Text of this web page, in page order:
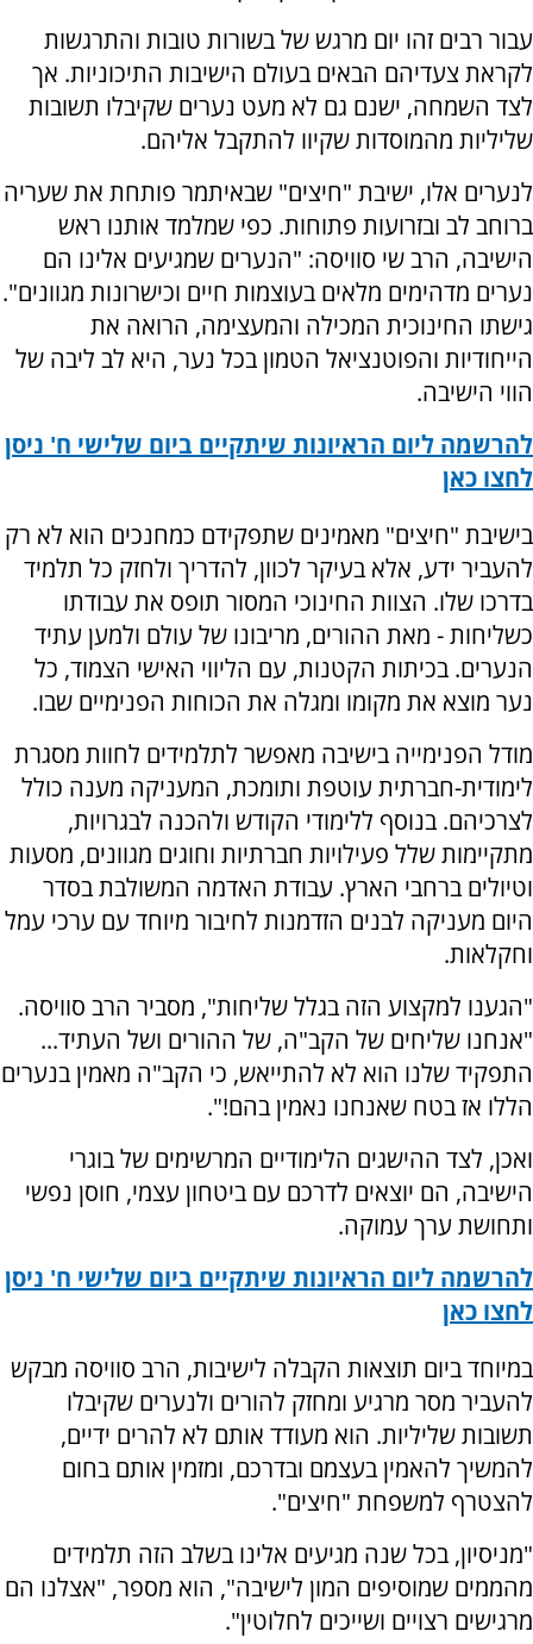
עבור רבים זהו יום מרגש של בשורות טובות והתרגשות
לקראת צעדיהם הבאים בעולם הישיבות התיכוניות. אך
לצד השמחה, ישנם גם לא מעט נערים שקיבלו תשובות
שליליות מהמוסדות שקיוו להתקבל אליהם.
לנערים אלו, ישיבת "חיצים" שבאיתמר פותחת את שעריה
ברוחב לב ובזרועות פתוחות. כפי שמלמד אותנו ראש
הישיבה, הרב שי סוויסה: "הנערים שמגיעים אלינו הם
נערים מדהימים מלאים בעוצמות חיים וכישרונות מגוונים".
גישתו החינוכית המכילה והמעצימה, הרואה את
הייחודיות והפוטנציאל הטמון בכל נער, היא לב ליבה של
הווי הישיבה.
להרשמה ליום הראיונות שיתקיים ביום שלישי ח' ניסן
לחצו כאן
בישיבת "חיצים" מאמינים שתפקידם כמחנכים הוא לא רק
להעביר ידע, אלא בעיקר לכוון, להדריך ולחזק כל תלמיד
בדרכו שלו. הצוות החינוכי המסור תופס את עבודתו
כשליחות - מאת ההורים, מריבונו של עולם ולמען עתיד
הנערים. בכיתות הקטנות, עם הליווי האישי הצמוד, כל
נער מוצא את מקומו ומגלה את הכוחות הפנימיים שבו.
מודל הפנימייה בישיבה מאפשר לתלמידים לחוות מסגרת
לימודית-חברתית עוטפת ותומכת, המעניקה מענה כולל
לצרכיהם. בנוסף ללימודי הקודש ולהכנה לבגרויות,
מתקיימות שלל פעילויות חברתיות וחוגים מגוונים, מסעות
וטיולים ברחבי הארץ. עבודת האדמה המשולבת בסדר
היום מעניקה לבנים הזדמנות לחיבור מיוחד עם ערכי עמל
וחקלאות.
"הגענו למקצוע הזה בגלל שליחות", מסביר הרב סוויסה.
"אנחנו שליחים של הקב"ה, של ההורים ושל העתיד...
התפקיד שלנו הוא לא להתייאש, כי הקב"ה מאמין בנערים
הללו אז בטח שאנחנו נאמין בהם!".
ואכן, לצד ההישגים הלימודיים המרשימים של בוגרי
הישיבה, הם יוצאים לדרכם עם ביטחון עצמי, חוסן נפשי
ותחושת ערך עמוקה.
להרשמה ליום הראיונות שיתקיים ביום שלישי ח' ניסן
לחצו כאן
במיוחד ביום תוצאות הקבלה לישיבות, הרב סוויסה מבקש
להעביר מסר מרגיע ומחזק להורים ולנערים שקיבלו
תשובות שליליות. הוא מעודד אותם לא להרים ידיים,
להמשיך להאמין בעצמם ובדרכם, ומזמין אותם בחום
להצטרף למשפחת "חיצים".
"מניסיון, בכל שנה מגיעים אלינו בשלב הזה תלמידים
מהממים שמוסיפים המון לישיבה", הוא מספר, "אצלנו הם
מרגישים רצויים ושייכים לחלוטין".